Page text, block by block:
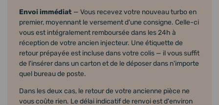
Envoi immédiat — Vous recevez votre nouveau turbo en
premier, moyennant le versement d'une consigne. Celle-ci
vous est intégralement remboursée dans les 24h à
réception de votre ancien injecteur. Une étiquette de
retour prépayée est incluse dans votre colis — il vous suffit
de l'insérer dans un carton et de le déposer dans n'importe
quel bureau de poste.
Dans les deux cas, le retour de votre ancienne pièce ne
vous coûte rien. Le délai indicatif de renvoi est d'environ